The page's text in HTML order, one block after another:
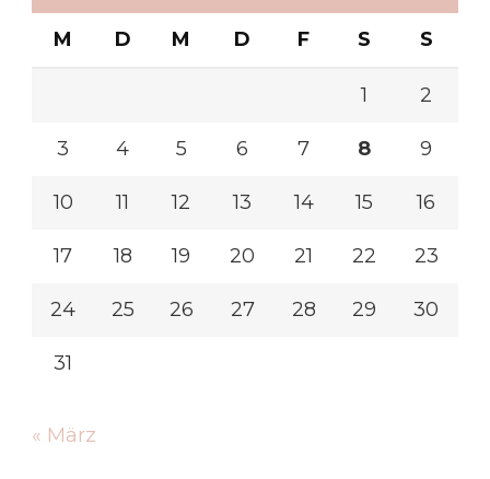
M D M D F S S
1 2
3 4 5 6 7 8 9
10 11 12 13 14 15 16
17 18 19 20 21 22 23
24 25 26 27 28 29 30
31
« März